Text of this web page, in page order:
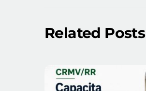
Related Posts